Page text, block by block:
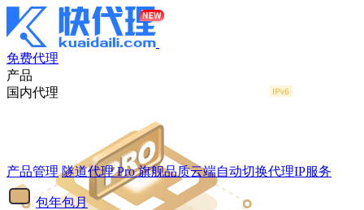
免费代理
产品
国内代理
产品管理 隧道代理Pro 旗舰品质云端自动切换代理IP服务
包年包月